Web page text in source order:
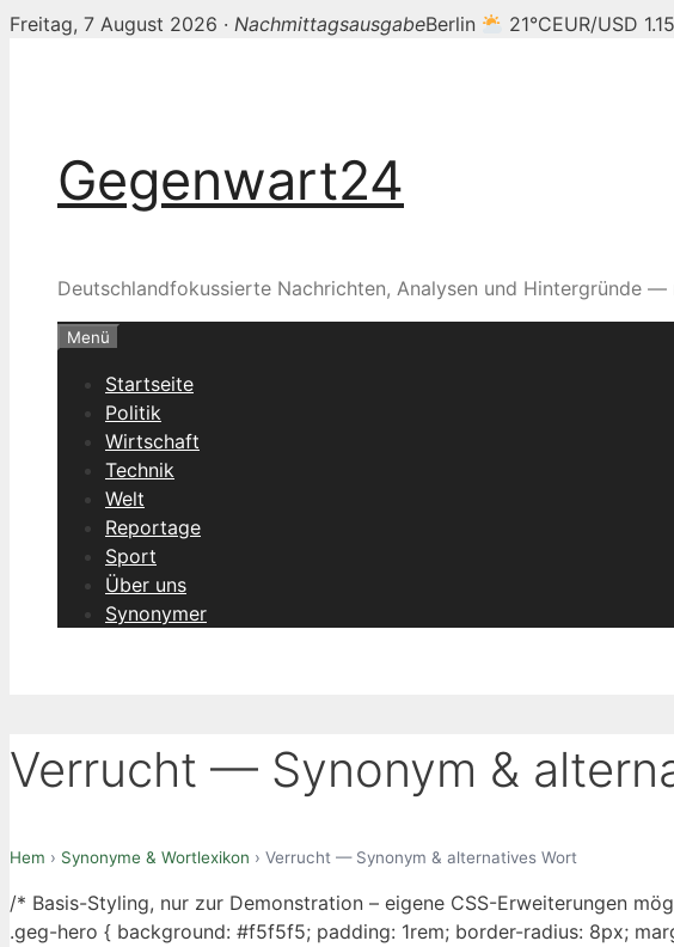
Freitag, 7 August 2026 · NachmittagsausgabeBerlin 21°CEUR/USD
Gegenwart24
Deutschlandfokussierte Nachrichten, Analysen und Hintergründe
Menü
Startseite
Politik
Wirtschaft
Technik
Welt
Reportage
Sport
Über uns
Synonymer
Verrucht — Synonym &
Hem › Synonyme & Wortlexikon › Verrucht — Synonym & alternatives Wort
/* Basis-Styling, nur zur Demonstration – eigene CSS-Erweiterungen
.geg-hero { background: #f5f5f5; padding: 1rem; border-radius: 8px;